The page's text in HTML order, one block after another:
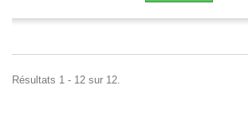
Résultats 1 - 12 sur 12.